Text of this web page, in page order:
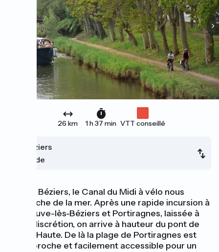
26 km 1 h 37 min VTT conseillé
Béziers
Agde
Depuis Béziers, le Canal du Midi à vélo nous
rapproche de la mer. Après une rapide incursion à
Villeneuve-lès-Béziers et Portiragnes, laissée à
votre discrétion, on arrive à hauteur du pont de
Roque Haute. De là la plage de Portiragnes est
toute proche et facilement accessible pour un